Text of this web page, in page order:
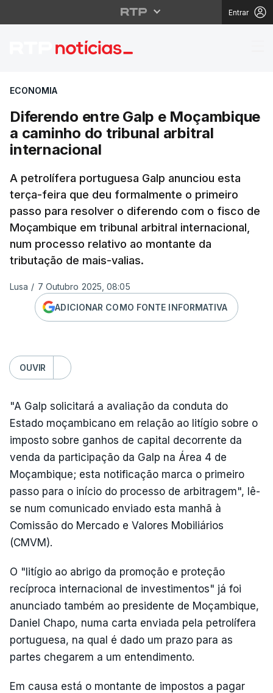
Entrar
Diferendo entre Galp
ECONOMIA
Diferendo entre Galp e Moçambique
a caminho do tribunal arbitral
internacional
A petrolífera portuguesa Galp anunciou esta
terça-feira que deu formalmente o primeiro
passo para resolver o diferendo com o fisco de
Moçambique em tribunal arbitral internacional,
num processo relativo ao montante da
tributação de mais-valias.
Lusa / 7 Outubro 2025, 08:05
ADICIONAR COMO FONTE INFORMATIVA
OUVIR
"A Galp solicitará a avaliação da conduta do
Estado moçambicano em relação ao litígio sobre o
imposto sobre ganhos de capital decorrente da
venda da participação da Galp na Área 4 de
Moçambique; esta notificação marca o primeiro
passo para o início do processo de arbitragem", lê-
se num comunicado enviado esta manhã à
Comissão do Mercado e Valores Mobiliários
(CMVM).
O "litígio ao abrigo da promoção e proteção
recíproca internacional de investimentos" já foi
anunciado também ao presidente de Moçambique,
Daniel Chapo, numa carta enviada pela petrolífera
portuguesa, na qual é dado um prazo para as
partes chegarem a um entendimento.
Em causa está o montante de impostos a pagar